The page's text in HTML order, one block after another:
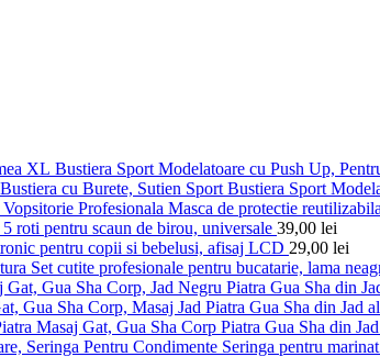
Bustiera Sport Modelatoare cu Push Up,
Bustiera Sport
Masca de protectie
5 roti pentru scaun de birou, universale 39,00 lei
pentru copii si bebelusi, afisaj LCD 29,00 lei
Set cutite profesionale pentru bucatarie, lama
Piatra Gua Sha din
Piatra Gua Sha din Jad
Piatra Gua Sha din
Seringa pentru